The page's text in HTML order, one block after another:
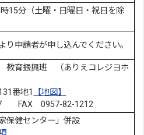
15分（土曜・日曜日・祝日を除
り申請者が申し込んでください。
教育振興班 （ありえコレジヨホ
番地1
【地図】
FAX 0957-82-1212
保健センター」併設